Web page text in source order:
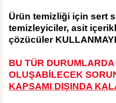
Ürün temizliği için sert
temizleyiciler, asit
çözücüler
BU TÜR
OLUŞABİLECEK
KAPSAMI DIŞINDA